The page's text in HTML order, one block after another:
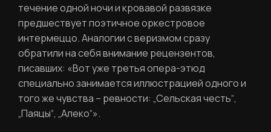
течение одной ночи и кровавой развязке
предшествует поэтичное оркестровое
интермеццо. Аналогии с веризмом сразу
обратили на себя внимание рецензентов,
писавших: «Вот уже третья опера-этюд
специально занимается иллюстрацией одного и
того же чувства – ревности: „Сельская честь“,
„Паяцы“, „Алеко“».
Войти
Забыли пароль?
Регистрация
Повторите пароль
Нажимая кнопку «Отправить», вы
соглашаетесь с правилами обработки
персональных данных
Вход в личный кабинет